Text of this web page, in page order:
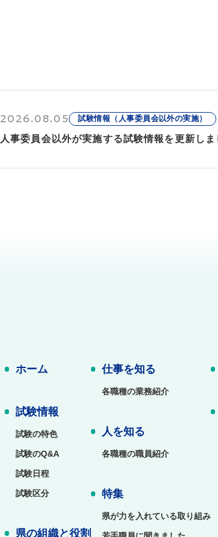
2026.08.05 試験情報（人事委員会以外の実施）
人事委員会以外が実施する試験情報を更新しま
ホーム
試験情報
試験の特色
試験のQ&A
試験日程
試験区分
県の組織と役割
仕事を知る
各職種の業務紹介
人を知る
各職種の職員紹介
特集
県が力を入れている取り組み